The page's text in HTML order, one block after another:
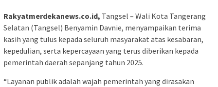
Rakyatmerdekanews.co.id, Tangsel – Wali Kota Tangerang
Selatan (Tangsel) Benyamin Davnie, menyampaikan terima
kasih yang tulus kepada seluruh masyarakat atas kesabaran,
kepedulian, serta kepercayaan yang terus diberikan kepada
pemerintah daerah sepanjang tahun 2025.
“Layanan publik adalah wajah pemerintah yang dirasakan